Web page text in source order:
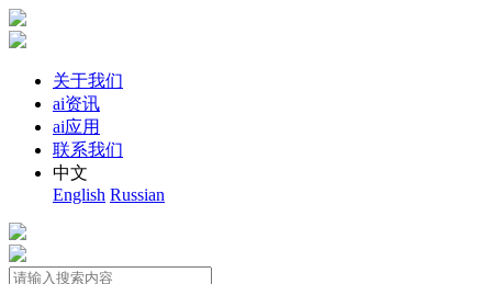
关于我们
ai资讯
ai应用
联系我们
中文
English Russian